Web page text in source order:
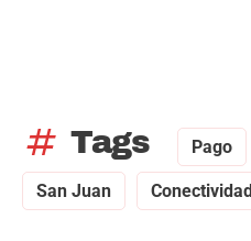
tag Tags Pago
San Juan Conectividad